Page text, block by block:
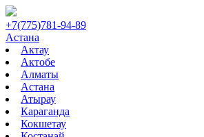
+7(775)781-94-89
Астана
Актау
Актобе
Алматы
Астана
Атырау
Караганда
Кокшетау